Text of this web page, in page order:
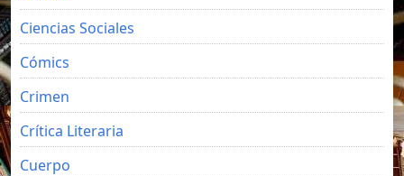
Ciencias Sociales
Cómics
Crimen
Crítica Literaria
Cuerpo